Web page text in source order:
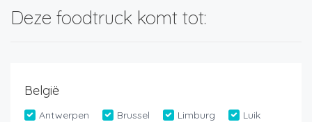
Deze foodtruck komt tot:
België
Antwerpen Brussel Limburg Luik